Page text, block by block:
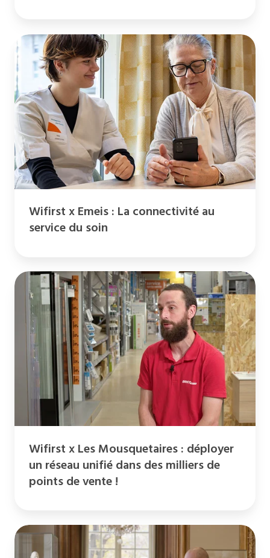
Wifirst
x
Emeis
:
La
connectivité
au
service
du
soin
Wifirst x Emeis : La connectivité au
service du soin
Wifirst
Les
Mousquetaires
déployer
réseau
des
milliers
vente
Wifirst x Les Mousquetaires : déployer
un réseau unifié dans des milliers de
points de vente !
Wifirst